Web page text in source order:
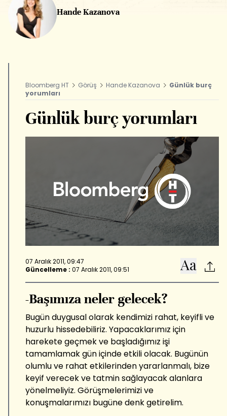
Hande Kazanova
Bloomberg HT Görüş Hande Kazanova
Günlük burç
yorumları
Günlük burç yorumları
07 Aralık 2011, 09:47
Güncelleme : 07 Aralık 2011, 09:51
-Başımıza neler gelecek?
Bugün duygusal olarak kendimizi rahat, keyifli ve
huzurlu hissedebiliriz. Yapacaklarımız için
harekete geçmek ve başladığımız işi
tamamlamak gün içinde etkili olacak. Bugünün
olumlu ve rahat etkilerinden yararlanmalı, bize
keyif verecek ve tatmin sağlayacak alanlara
yönelmeliyiz. Görüşmelerimizi ve
konuşmalarımızı bugüne denk getirelim.